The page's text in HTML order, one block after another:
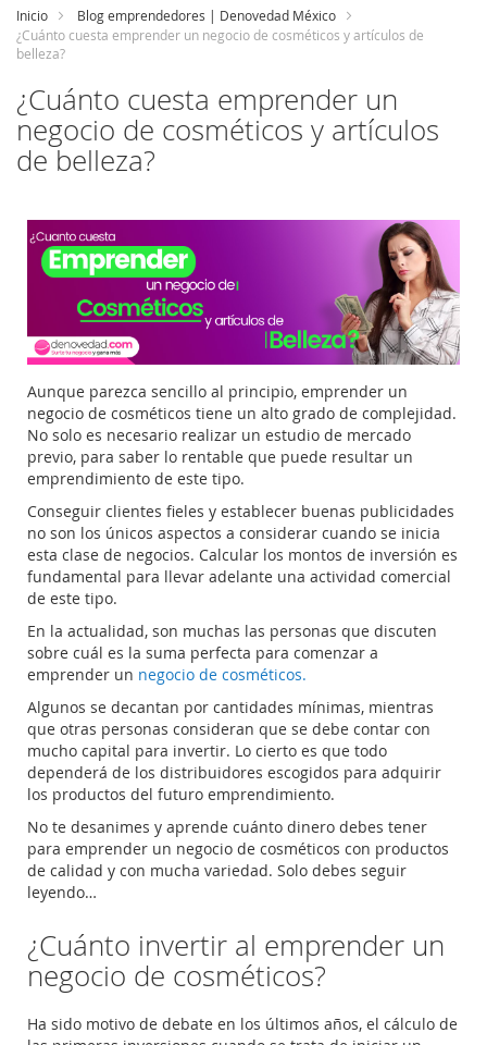
Inicio
Blog emprendedores | Denovedad México
¿Cuánto cuesta emprender un negocio de cosméticos y artículos de
belleza?
¿Cuánto cuesta emprender un
negocio de cosméticos y artículos
de belleza?
Aunque parezca sencillo al principio, emprender un
negocio de cosméticos tiene un alto grado de complejidad.
No solo es necesario realizar un estudio de mercado
previo, para saber lo rentable que puede resultar un
emprendimiento de este tipo.
Conseguir clientes fieles y establecer buenas publicidades
no son los únicos aspectos a considerar cuando se inicia
esta clase de negocios. Calcular los montos de inversión es
fundamental para llevar adelante una actividad comercial
de este tipo.
En la actualidad, son muchas las personas que discuten
sobre cuál es la suma perfecta para comenzar a
emprender un negocio de cosméticos.
Algunos se decantan por cantidades mínimas, mientras
que otras personas consideran que se debe contar con
mucho capital para invertir. Lo cierto es que todo
dependerá de los distribuidores escogidos para adquirir
los productos del futuro emprendimiento.
No te desanimes y aprende cuánto dinero debes tener
para emprender un negocio de cosméticos con productos
de calidad y con mucha variedad. Solo debes seguir
leyendo…
¿Cuánto invertir al emprender un
negocio de cosméticos?
Ha sido motivo de debate en los últimos años, el cálculo de